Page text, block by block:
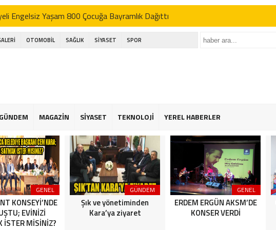
Engelsiz Yaşam 800 Çocuğa Bayramlık Dağıttı
AK SEFER
basın bu ülkenin dördüncü kuvvetidir
festival alanında havai fişek kazası
festival alanında havai fişek kazası
Engelsiz Yaşam 800 Çocuğa Bayramlık Dağıttı
OTOMOBİL SAĞLIK SİYASET SPOR
GÜNDEM MAGAZİN SİYASET TEKNOLOJİ YEREL HABERLER
GENEL
KONSEYİ’NDE
EVİNİZİ
İSTER MİSİNİZ?
GÜNDEM
Şık ve yönetiminden
Kara’ya ziyaret
GENEL
ERDEM ERGÜN AKSM’DE
KONSER VERDİ